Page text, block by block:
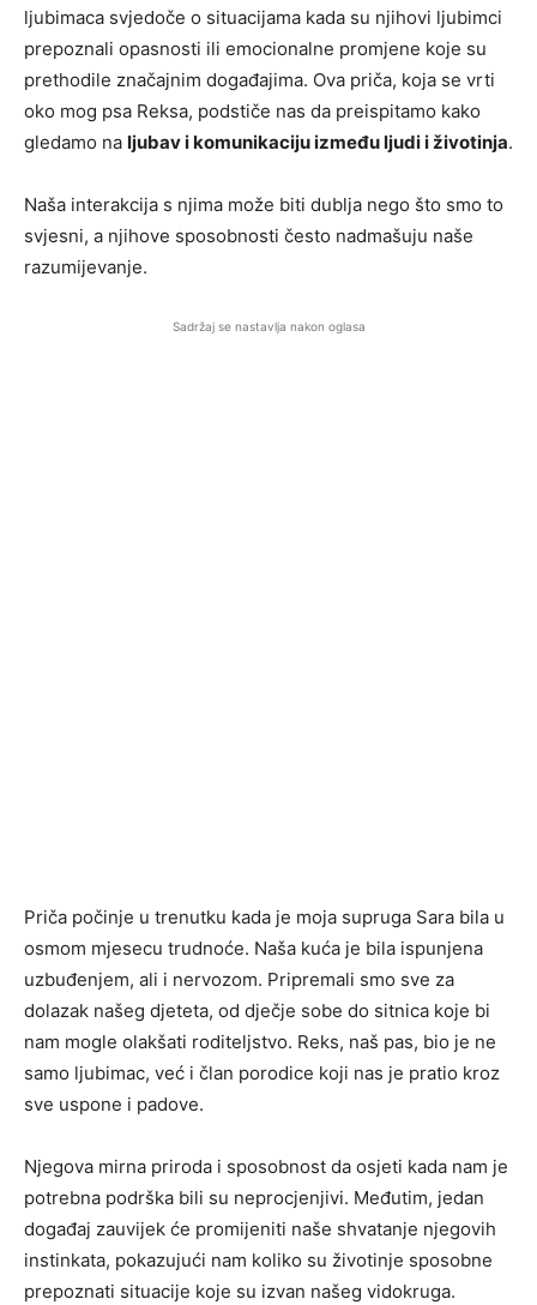
ljubimaca svjedoče o situacijama kada su njihovi ljubimci
prepoznali opasnosti ili emocionalne promjene koje su
prethodile značajnim događajima. Ova priča, koja se vrti
oko mog psa Reksa, podstiče nas da preispitamo kako
gledamo na ljubav i komunikaciju između ljudi i životinja.
Naša interakcija s njima može biti dublja nego što smo to
svjesni, a njihove sposobnosti često nadmašuju naše
razumijevanje.
Sadržaj se nastavlja nakon oglasa
Priča počinje u trenutku kada je moja supruga Sara bila u
osmom mjesecu trudnoće. Naša kuća je bila ispunjena
uzbuđenjem, ali i nervozom. Pripremali smo sve za
dolazak našeg djeteta, od dječje sobe do sitnica koje bi
nam mogle olakšati roditeljstvo. Reks, naš pas, bio je ne
samo ljubimac, već i član porodice koji nas je pratio kroz
sve uspone i padove.
Njegova mirna priroda i sposobnost da osjeti kada nam je
potrebna podrška bili su neprocjenjivi. Međutim, jedan
događaj zauvijek će promijeniti naše shvatanje njegovih
instinkata, pokazujući nam koliko su životinje sposobne
prepoznati situacije koje su izvan našeg vidokruga.